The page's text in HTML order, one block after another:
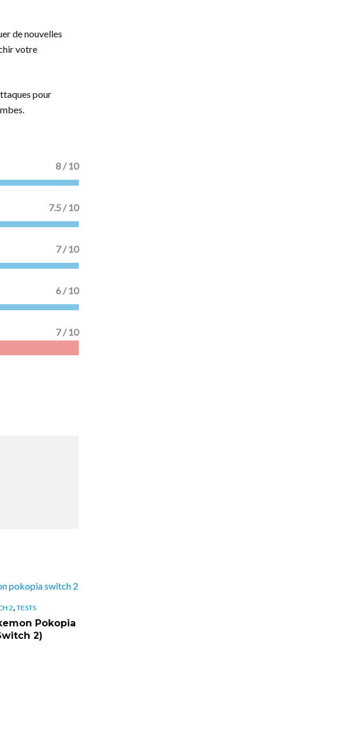
de nouvelles
votre
pour
8 / 10
7.5 / 10
7 / 10
6 / 10
7 / 10
2, TESTS
Pokopia
2)